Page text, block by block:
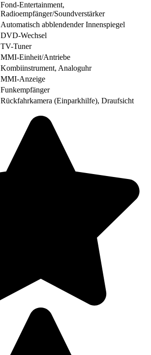
Fond-Entertainment,
Radioempfänger/Soundverstärker
Automatisch abblendender Innenspiegel
DVD-Wechsel
TV-Tuner
MMI-Einheit/Antriebe
Kombiinstrument, Analoguhr
MMI-Anzeige
Funkempfänger
Rückfahrkamera (Einparkhilfe), Draufsicht